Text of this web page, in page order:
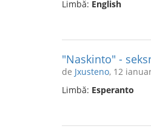
Limbă: English
"Naskinto" -
de Jxusteno, 12
Limbă: Esperanto